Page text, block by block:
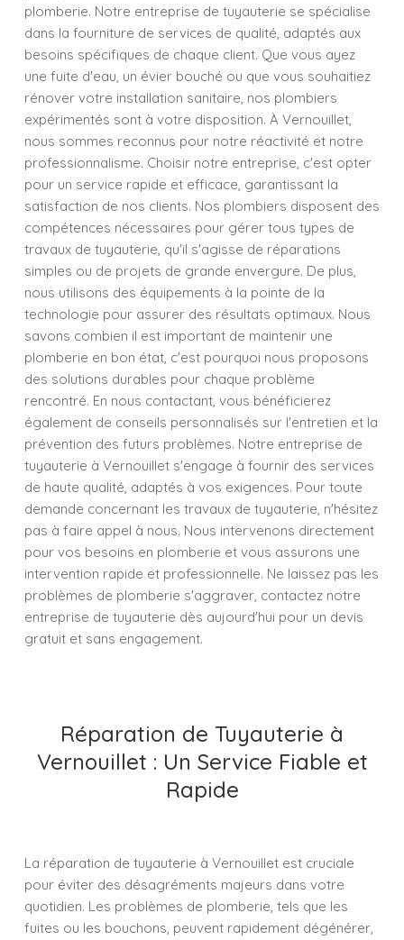
plomberie. Notre entreprise de tuyauterie se spécialise
dans la fourniture de services de qualité, adaptés aux
besoins spécifiques de chaque client. Que vous ayez
une fuite d'eau, un évier bouché ou que vous souhaitiez
rénover votre installation sanitaire, nos plombiers
expérimentés sont à votre disposition. À Vernouillet,
nous sommes reconnus pour notre réactivité et notre
professionnalisme. Choisir notre entreprise, c'est opter
pour un service rapide et efficace, garantissant la
satisfaction de nos clients. Nos plombiers disposent des
compétences nécessaires pour gérer tous types de
travaux de tuyauterie, qu'il s'agisse de réparations
simples ou de projets de grande envergure. De plus,
nous utilisons des équipements à la pointe de la
technologie pour assurer des résultats optimaux. Nous
savons combien il est important de maintenir une
plomberie en bon état, c'est pourquoi nous proposons
des solutions durables pour chaque problème
rencontré. En nous contactant, vous bénéficierez
également de conseils personnalisés sur l'entretien et la
prévention des futurs problèmes. Notre entreprise de
tuyauterie à Vernouillet s'engage à fournir des services
de haute qualité, adaptés à vos exigences. Pour toute
demande concernant les travaux de tuyauterie, n'hésitez
pas à faire appel à nous. Nous intervenons directement
pour vos besoins en plomberie et vous assurons une
intervention rapide et professionnelle. Ne laissez pas les
problèmes de plomberie s'aggraver, contactez notre
entreprise de tuyauterie dès aujourd'hui pour un devis
gratuit et sans engagement.
Réparation de Tuyauterie à
Vernouillet : Un Service Fiable et
Rapide
La réparation de tuyauterie à Vernouillet est cruciale
pour éviter des désagréments majeurs dans votre
quotidien. Les problèmes de plomberie, tels que les
fuites ou les bouchons, peuvent rapidement dégénérer,